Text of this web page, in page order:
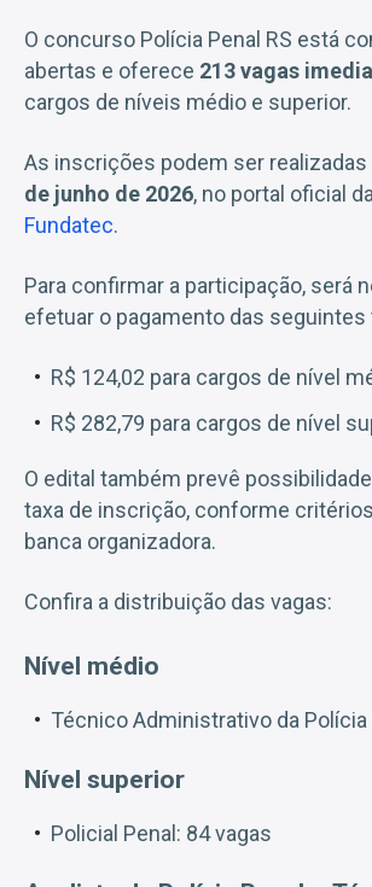
O concurso Polícia Penal RS está
abertas e oferece 213 vagas
cargos de níveis médio e superior.
As inscrições podem ser realizadas
de junho de 2026, no portal oficial
Fundatec.
Para confirmar a participação, será
efetuar o pagamento das seguintes
R$ 124,02 para cargos de nível
R$ 282,79 para cargos de nível
O edital também prevê
taxa de inscrição, conforme
banca organizadora.
Confira a distribuição das vagas:
Nível médio
Técnico Administrativo da Polícia
Nível superior
Policial Penal: 84 vagas